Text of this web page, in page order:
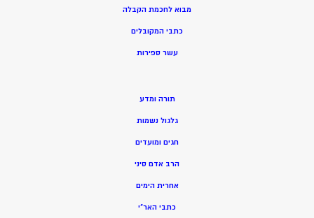
מבוא לחכמת הקבלה
כתבי המקובלים
עשר ספירות
תורה ומדע
גלגול נשמות
חגים ומועדים
הרב אדם סיני
אחרית הימים
כתבי האר”י